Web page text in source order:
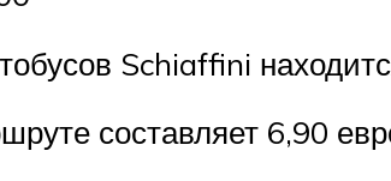
Schiaffini
составляет 6,90